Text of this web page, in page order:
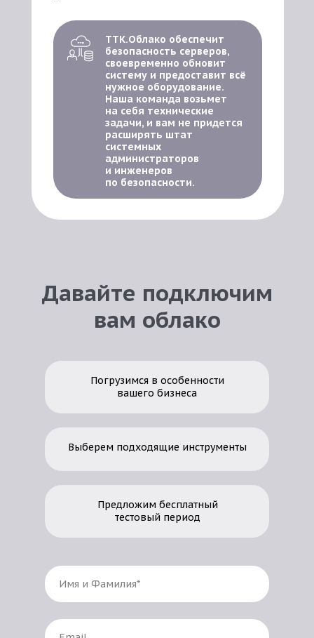
ТТК.Облако обеспечит
безопасность серверов,
своевременно обновит
систему и предоставит всё
нужное оборудование.
Наша команда возьмет
на себя технические
задачи, и вам не придется
расширять штат
системных
администраторов
и инженеров
по безопасности.
Погрузимся в особенности
вашего бизнеса
Выберем подходящие инструменты
Предложим бесплатный
тестовый период
Давайте подключим
вам облако